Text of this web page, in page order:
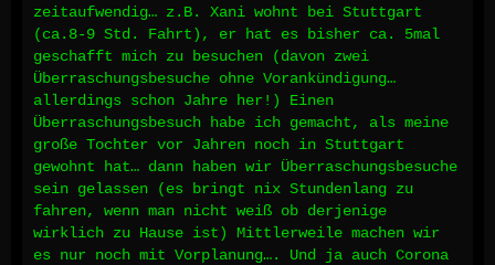
zeitaufwendig… z.B. Xani wohnt bei Stuttgart
(ca.8-9 Std. Fahrt), er hat es bisher ca. 5mal
geschafft mich zu besuchen (davon zwei
Überraschungsbesuche ohne Vorankündigung…
allerdings schon Jahre her!) Einen
Überraschungsbesuch habe ich gemacht, als meine
große Tochter vor Jahren noch in Stuttgart
gewohnt hat… dann haben wir Überraschungsbesuche
sein gelassen (es bringt nix Stundenlang zu
fahren, wenn man nicht weiß ob derjenige
wirklich zu Hause ist) Mittlerweile machen wir
es nur noch mit Vorplanung…. Und ja auch Corona